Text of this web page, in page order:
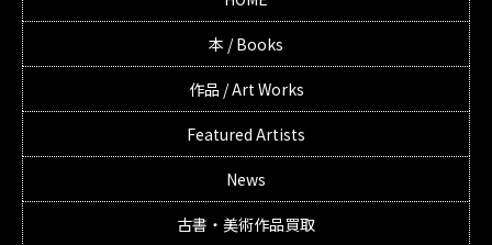
本 / Books
作品 / Art Works
Featured Artists
News
古書・美術作品買取